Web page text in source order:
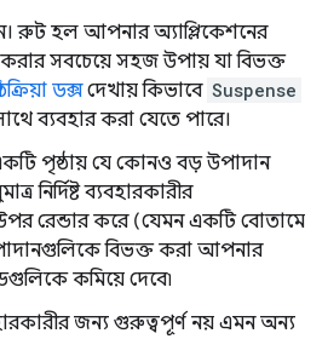
রুট হল আপনার অ্যাপ্লিকেশনের
সবচেয়ে সহজ উপায় যা বিভক্ত
ডক্সদেখায় কিভাবে Suspense
ব্যবহার করা যেতে পারে।
পৃষ্ঠায় যে কোনও বড় উপাদান
নির্দিষ্ট ব্যবহারকারীর
রেন্ডার করে (যেমন একটি বোতামে
বিভক্ত করা আপনার
কমিয়ে দেবে৷
জন্য গুরুত্বপূর্ণ নয় এমন অন্য